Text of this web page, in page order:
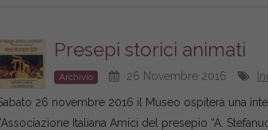
Presepi storici animati
Archivio 26 Novembre 2016
26 novembre 2016 il Museo ospiterà una
l’Associazione Italiana Amici del presepio “A.